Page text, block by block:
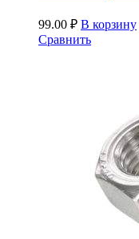
99.00 ₽ В корзину
Сравнить